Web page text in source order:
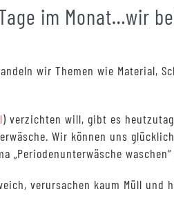
im Monat…wir
wir Themen wie Material,
) verzichten will, gibt es
Wir können uns
verursachen kaum Müll und